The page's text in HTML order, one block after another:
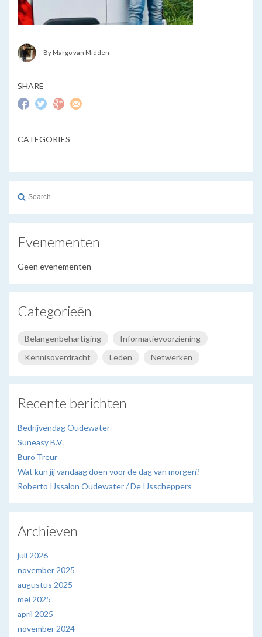
By Margo van Midden
SHARE
CATEGORIES
Search
Evenementen
Geen evenementen
Categorieën
Belangenbehartiging
Informatievoorziening
Kennisoverdracht
Leden Netwerken
Recente berichten
Bedrijvendag Oudewater
Suneasy B.V.
Buro Treur
Wat kun jij vandaag doen voor de dag van morgen?
Roberto IJssalon Oudewater / De IJsscheppers
Archieven
juli 2026
november 2025
augustus 2025
mei 2025
april 2025
november 2024